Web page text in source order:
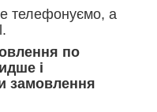
телефонуємо, а
по
і
замовлення